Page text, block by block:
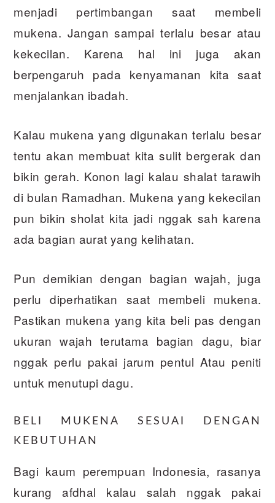
menjadi pertimbangan saat membeli
mukena. Jangan sampai terlalu besar atau
kekecilan. Karena hal ini juga akan
berpengaruh pada kenyamanan kita saat
menjalankan ibadah.
Kalau mukena yang digunakan terlalu besar
tentu akan membuat kita sulit bergerak dan
bikin gerah. Konon lagi kalau shalat tarawih
di bulan Ramadhan. Mukena yang kekecilan
pun bikin sholat kita jadi nggak sah karena
ada bagian aurat yang kelihatan.
Pun demikian dengan bagian wajah, juga
perlu diperhatikan saat membeli mukena.
Pastikan mukena yang kita beli pas dengan
ukuran wajah terutama bagian dagu, biar
nggak perlu pakai jarum pentul Atau peniti
untuk menutupi dagu.
BELI MUKENA SESUAI DENGAN
KEBUTUHAN
Bagi kaum perempuan Indonesia, rasanya
kurang afdhal kalau salah nggak pakai